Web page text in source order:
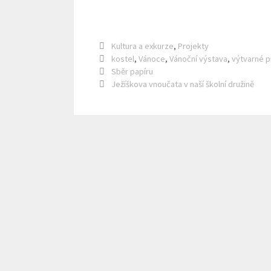
Rubriky
Kultura a exkurze, Projekty
Štítky
kostel, Vánoce, Vánoční výstava, výtvarné
Sběr papíru
Ježíškova vnoučata v naší školní družině